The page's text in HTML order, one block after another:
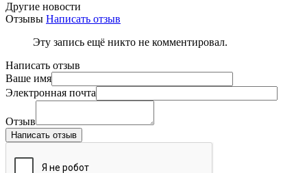
Другие новости
Отзывы Написать отзыв
Эту запись ещё никто не комментировал.
Написать отзыв
Ваше имя
Электронная почта
Отзыв
Написать отзыв